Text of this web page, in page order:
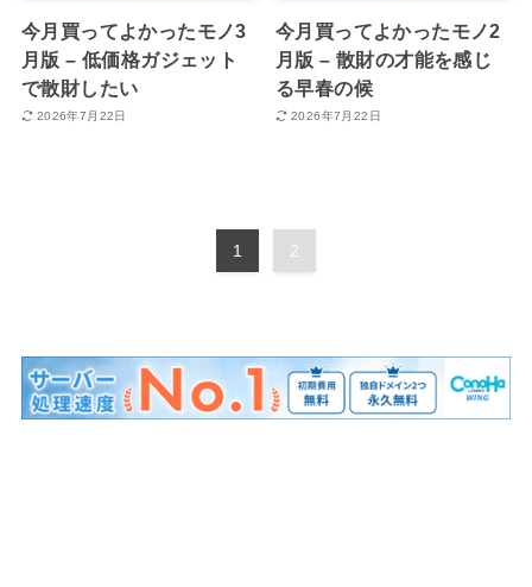
今月買ってよかったモノ3
月版 – 低価格ガジェット
で散財したい
2026年7月22日
今月買ってよかったモノ2
月版 – 散財の才能を感じ
る早春の候
2026年7月22日
1 2